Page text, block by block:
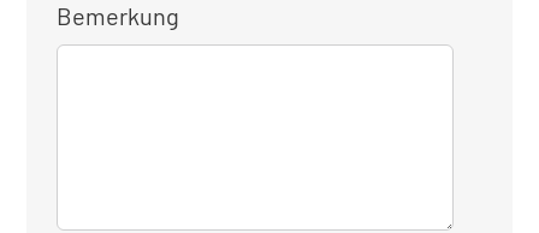
Bemerkung